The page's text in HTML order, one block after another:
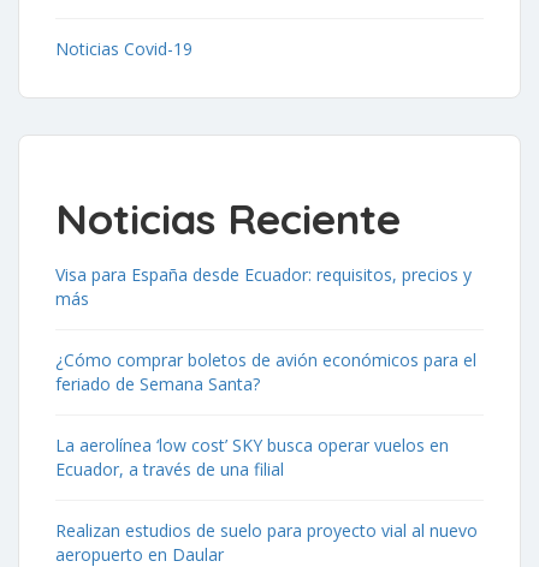
Noticias Covid-19
Noticias Reciente
Visa para España desde Ecuador: requisitos, precios y
más
¿Cómo comprar boletos de avión económicos para el
feriado de Semana Santa?
La aerolínea ‘low cost’ SKY busca operar vuelos en
Ecuador, a través de una filial
Realizan estudios de suelo para proyecto vial al nuevo
aeropuerto en Daular